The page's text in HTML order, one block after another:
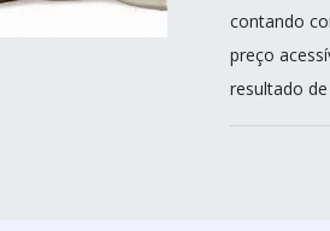
contando
preço
resultado